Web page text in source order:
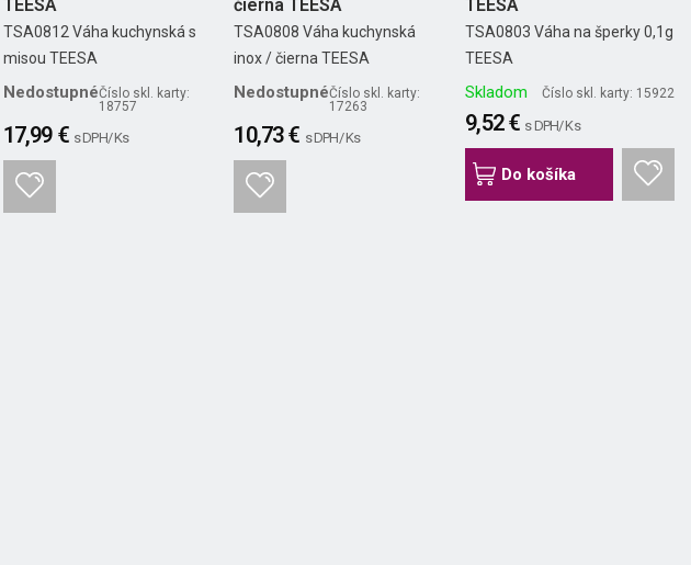
TEESA
TSA0812 Váha kuchynská s
misou TEESA
NedostupnéČíslo skl. karty:
18757
17,99 € s DPH/ Ks
čierna TEESA
TSA0808 Váha kuchynská
inox / čierna TEESA
NedostupnéČíslo skl. karty:
17263
10,73 € s DPH/ Ks
TEESA
TSA0803 Váha na šperky 0,1g
TEESA
Skladom Číslo skl. karty: 15922
9,52 € s DPH/ Ks
Do košíka